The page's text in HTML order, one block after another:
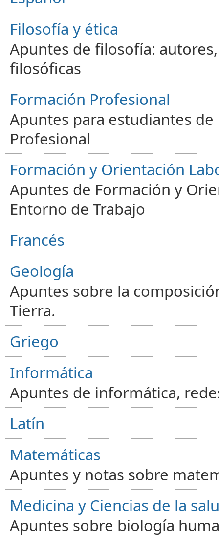
Filosofía y ética
Apuntes de filosofía:
filosóficas
Formación Profesional
Apuntes para estudiantes
Profesional
Formación y Orientación
Apuntes de Formación y
Entorno de Trabajo
Francés
Geología
Apuntes sobre la
Tierra.
Griego
Informática
Apuntes de informática,
Latín
Matemáticas
Apuntes y notas sobre
Medicina y Ciencias de la
Apuntes sobre biología